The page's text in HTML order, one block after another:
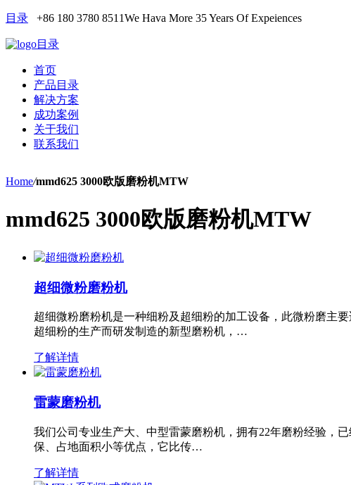
目录 +86 180 3780 8511We Hava More 35 Years Of Expeiences
目录
首页
产品目录
解决方案
成功案例
关于我们
联系我们
Home/mmd625 3000欧版磨粉机MTW
mmd625 3000欧版磨粉机MTW
超细微粉磨粉机
超细微粉磨粉机是一种细粉及超细粉的加工设备，此微粉磨主
超细粉的生产而研发制造的新型磨粉机，…
了解详情
雷蒙磨粉机
我们公司专业生产大、中型雷蒙磨粉机，拥有22年磨粉经验，
保、占地面积小等优点，它比传…
了解详情